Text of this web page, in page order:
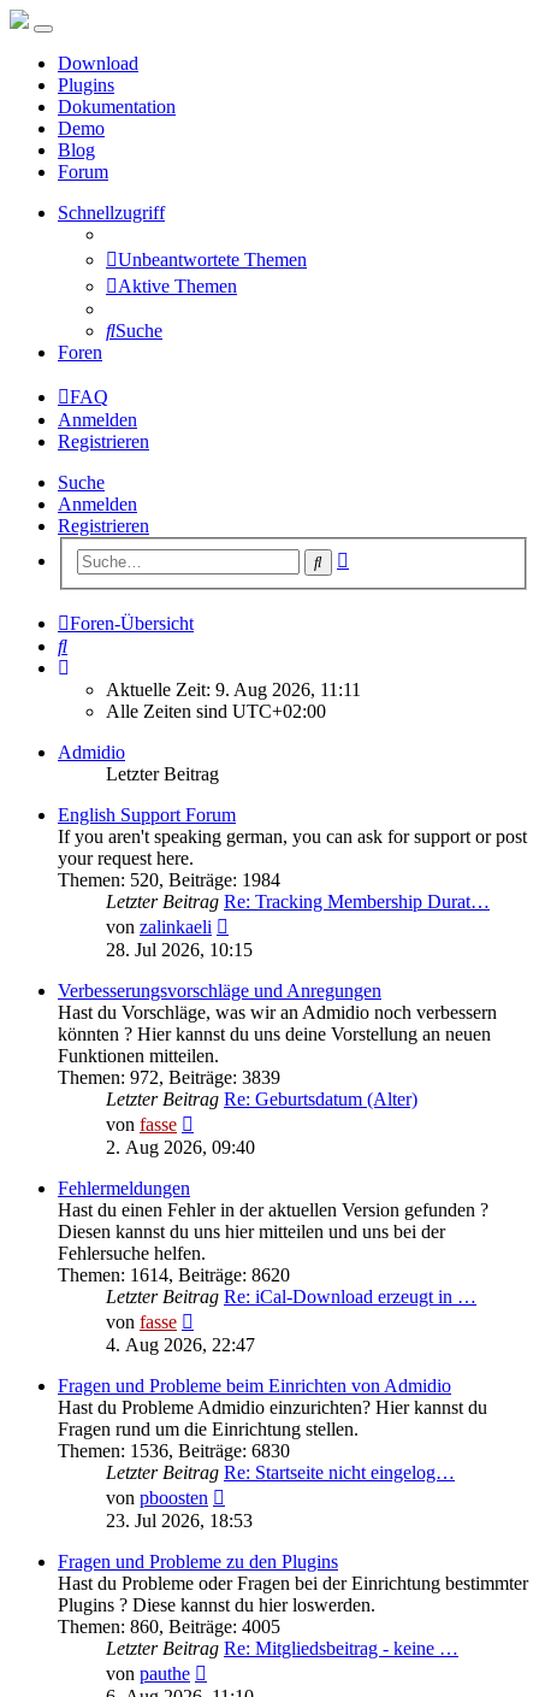
Download
Plugins
Dokumentation
Demo
Blog
Forum
Schnellzugriff
Unbeantwortete Themen
Aktive Themen
Suche
Foren
FAQ
Anmelden
Registrieren
Suche
Anmelden
Registrieren
Suche
Foren-Übersicht
Suche
Aktuelle Zeit: 9. Aug 2026, 11:11
Alle Zeiten sind UTC+02:00
Admidio
Letzter Beitrag
English Support Forum
If you aren't speaking german, you can ask for support or post
your request here.
Themen: 520, Beiträge: 1984
Letzter Beitrag Re: Tracking Membership Durat…
von zalinkaeli
Beitrag
28. Jul 2026, 10:15
Verbesserungsvorschläge und Anregungen
Hast du Vorschläge, was wir an Admidio noch verbessern
könnten ? Hier kannst du uns deine Vorstellung an neuen
Funktionen mitteilen.
Themen: 972, Beiträge: 3839
Letzter Beitrag Re: Geburtsdatum (Alter)
von fasse
Beitrag
2. Aug 2026, 09:40
Fehlermeldungen
Hast du einen Fehler in der aktuellen Version gefunden ?
Diesen kannst du uns hier mitteilen und uns bei der
Fehlersuche helfen.
Themen: 1614, Beiträge: 8620
Letzter Beitrag Re: iCal-Download erzeugt in …
von fasse
Beitrag
4. Aug 2026, 22:47
Fragen und Probleme beim Einrichten von Admidio
Hast du Probleme Admidio einzurichten? Hier kannst du
Fragen rund um die Einrichtung stellen.
Themen: 1536, Beiträge: 6830
Letzter Beitrag Re: Startseite nicht eingelog…
von pboosten
Beitrag
23. Jul 2026, 18:53
Fragen und Probleme zu den Plugins
Hast du Probleme oder Fragen bei der Einrichtung bestimmter
Plugins ? Diese kannst du hier loswerden.
Themen: 860, Beiträge: 4005
Letzter Beitrag Re: Mitgliedsbeitrag - keine …
von pauthe
Beitrag